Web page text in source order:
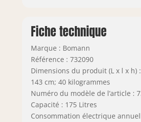
Fiche technique
Marque : Bomann
Référence : 732090
Dimensions du produit (L x l x h)
143 cm; 40 kilogrammes
Numéro du modèle de l’article :
Capacité : 175 Litres
Consommation électrique